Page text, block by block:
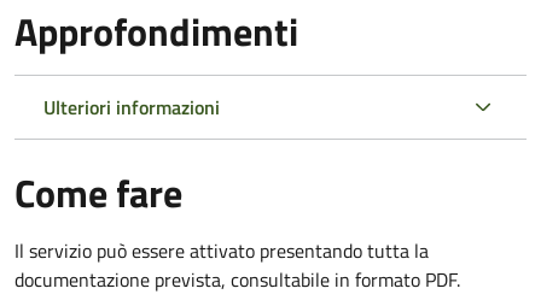
Approfondimenti
Ulteriori informazioni
Come fare
Il servizio può essere attivato presentando tutta la
documentazione prevista, consultabile in formato PDF.